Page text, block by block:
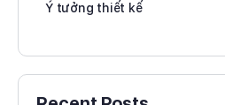
Ý tưởng thiết kế